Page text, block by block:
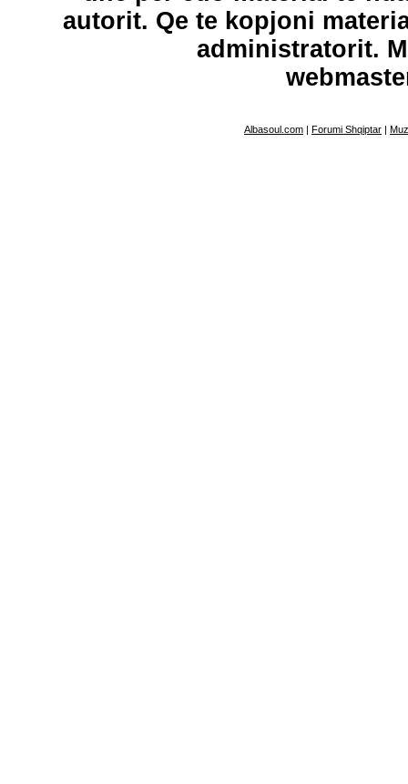
autorit. Qe te kopjoni
administratorit.
Albasoul.com | Forumi Shqiptar |